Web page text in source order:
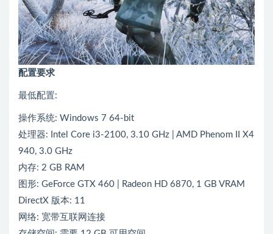
配置要求
最低配置:
操作系统: Windows 7 64-bit
处理器: Intel Core i3-2100, 3.10 GHz | AMD Phenom II X4
940, 3.0 GHz
内存: 2 GB RAM
图形: GeForce GTX 460 | Radeon HD 6870, 1 GB VRAM
DirectX 版本: 11
网络: 宽带互联网连接